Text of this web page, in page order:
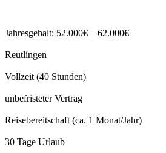
Jahresgehalt: 52.000€ – 62.000€
Reutlingen
Vollzeit (40 Stunden)
unbefristeter Vertrag
Reisebereitschaft (ca. 1 Monat/Jahr)
30 Tage Urlaub